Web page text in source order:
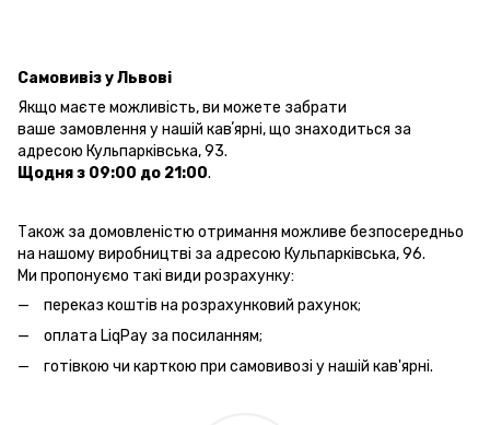
Самовивіз у Львові
Якщо маєте можливість, ви можете забрати
ваше замовлення у нашій кавʼярні, що знаходиться за
адресою Кульпарківська, 93.
Щодня з 09:00 до 21:00.
Також за домовленістю отримання можливе безпосередньо
на нашому виробництві за адресою Кульпарківська, 96.
Ми пропонуємо такі види розрахунку:
переказ коштів на розрахунковий рахунок;
оплата LiqPay за посиланням;
готівкою чи карткою при самовивозі у нашій кав'ярні.